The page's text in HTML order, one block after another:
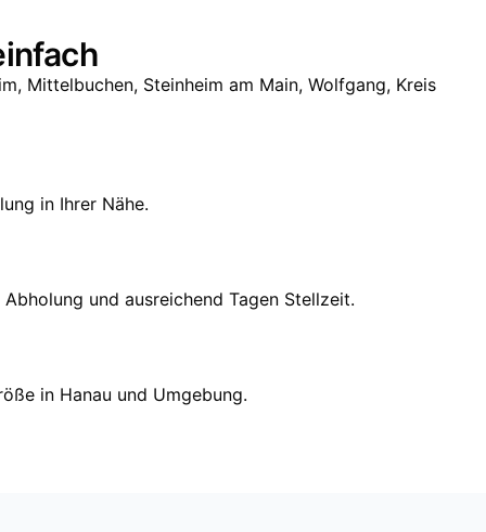
Mittelbuchen, Steinheim am Main, Wolfgang, Kreis
in Ihrer Nähe.
und ausreichend Tagen Stellzeit.
in Hanau und Umgebung.